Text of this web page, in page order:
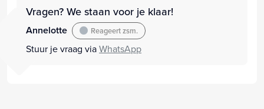
Vragen? We staan voor je klaar!
Annelotte Reageert zsm.
Stuur je vraag viaWhatsApp